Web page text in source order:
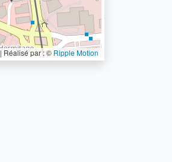
| Réalisé par : ©Ripple Motion